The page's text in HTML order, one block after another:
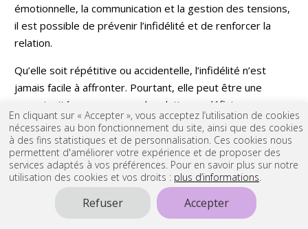
émotionnelle, la communication et la gestion des tensions,
il est possible de prévenir l’infidélité et de renforcer la
relation.
Qu’elle soit répétitive ou accidentelle, l’infidélité n’est
jamais facile à affronter. Pourtant, elle peut être une
opportunité pour repenser la relation, redéfinir ses
attentes, et, dans certains cas, reconstruire un couple plus
fort et plus uni. Dans d’autres, elle peut marquer la fin
d’une relation qui n’a plus de bases solides. L’important,
dans tous les cas, est de comprendre que l’infidélité est
souvent le révélateur d’un besoin ou d’un manque, et non
simplement un acte de trahison sans profondeur.
En cliquant sur « Accepter », vous acceptez l’utilisation de cookies
nécessaires au bon fonctionnement du site, ainsi que des cookies
à des fins statistiques et de personnalisation. Ces cookies nous
permettent d'améliorer votre expérience et de proposer des
services adaptés à vos préférences. Pour en savoir plus sur notre
utilisation des cookies et vos droits : plus d’informations.
Refuser Accepter